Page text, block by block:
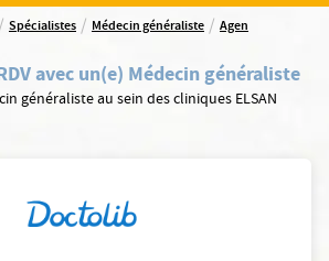
Spécialistes / Médecin généraliste / Agen
avec un(e) Médecin généraliste
généraliste au sein des cliniques ELSAN